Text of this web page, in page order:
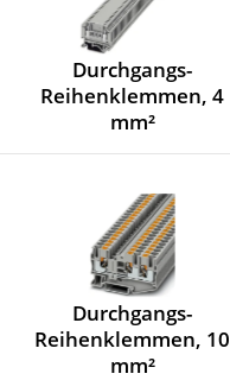
Durchgangs-
Reihenklemmen, 4
mm²
Durchgangs-
Reihenklemmen, 10
mm²